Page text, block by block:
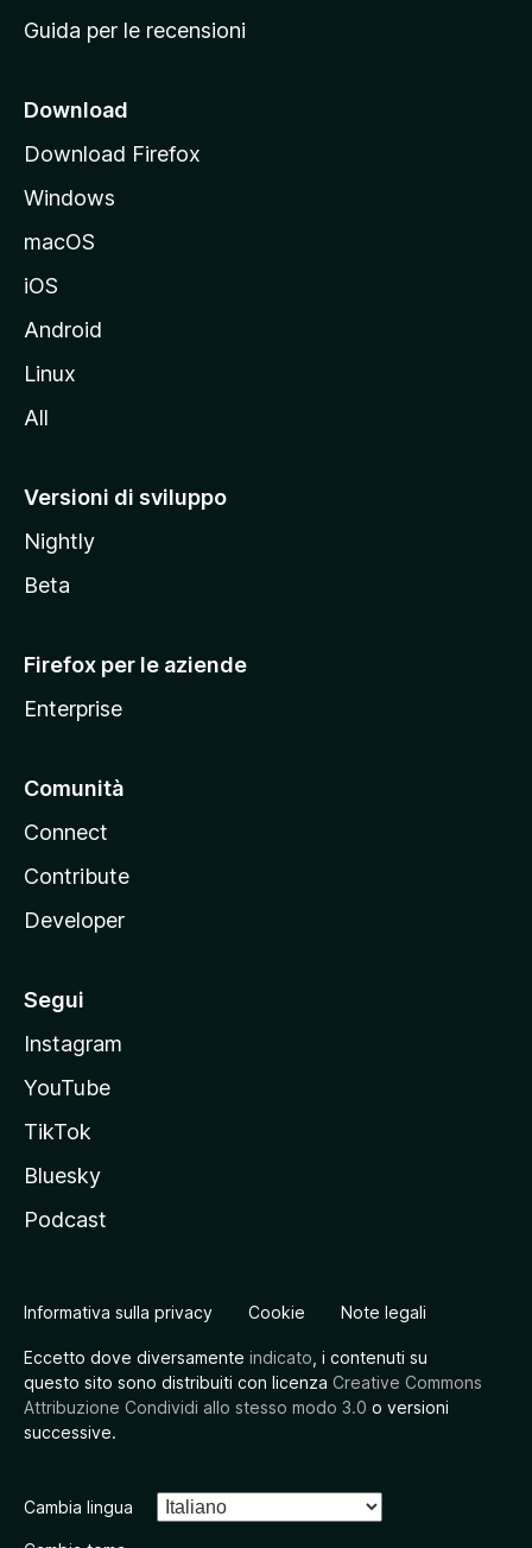
n
i
a
l
e
l
t
M
z
i
a
Guida per le recensioni
Download
Download Firefox
Windows
macOS
iOS
Android
Linux
All
Versioni di sviluppo
Nightly
Beta
Firefox per le aziende
Enterprise
Comunità
Connect
Contribute
Developer
Segui
Instagram
YouTube
TikTok
Bluesky
Podcast
Informativa sulla privacy Cookie Note legali
Eccetto dove diversamente indicato , i contenuti su
questo sito sono distribuiti con licenza Creative Commons
Attribuzione Condividi allo stesso modo 3.0 o versioni
successive.
Cambia lingua